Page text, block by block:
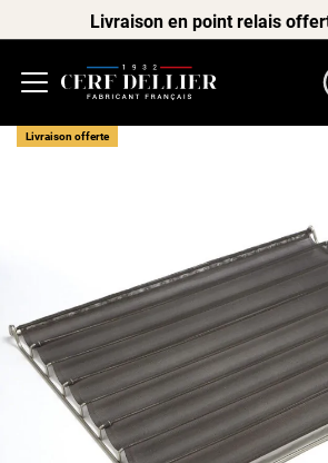
Livraison en point relais
Livraison offerte